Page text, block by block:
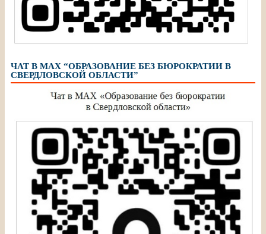
ЧАТ В МАХ “ОБРАЗОВАНИЕ БЕЗ БЮРОКРАТИИ В
СВЕРДЛОВСКОЙ ОБЛАСТИ”